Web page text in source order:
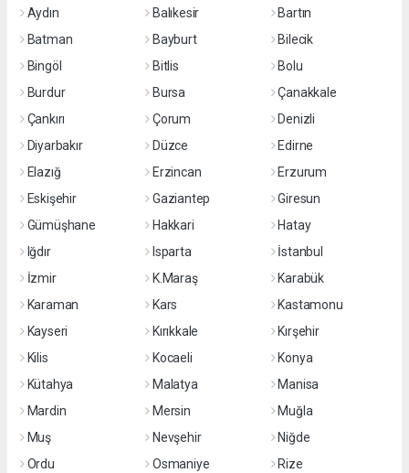
Aydın
Balıkesir
Bartın
Batman
Bayburt
Bilecik
Bingöl
Bitlis
Bolu
Burdur
Bursa
Çanakkale
Çankırı
Çorum
Denizli
Diyarbakır
Düzce
Edirne
Elazığ
Erzincan
Erzurum
Eskişehir
Gaziantep
Giresun
Gümüşhane
Hakkari
Hatay
Iğdır
Isparta
İstanbul
İzmir
K.Maraş
Karabük
Karaman
Kars
Kastamonu
Kayseri
Kırıkkale
Kırşehir
Kilis
Kocaeli
Konya
Kütahya
Malatya
Manisa
Mardin
Mersin
Muğla
Muş
Nevşehir
Niğde
Ordu
Osmaniye Rize